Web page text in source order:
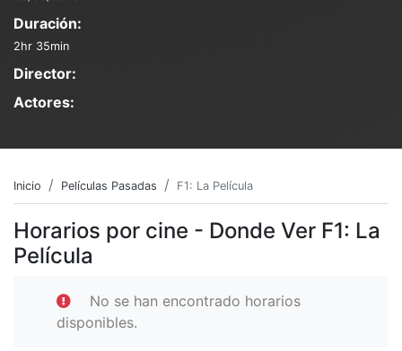
Duración:
2hr 35min
Director:
Actores:
Inicio Películas Pasadas F1: La Película
Horarios por cine - Donde Ver F1: La
Película
No se han encontrado horarios
disponibles.